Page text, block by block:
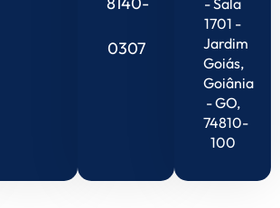
0307
1701 -
Jardim
Goiás,
Goiânia
- GO,
74810-
100